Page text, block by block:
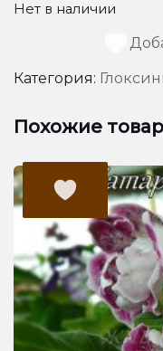
Нет в наличии
Категория:
Похожие